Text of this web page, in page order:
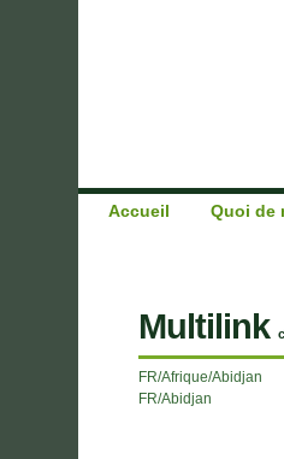
Accueil Quoi de
Multilink
FR/Afrique/Abidjan
FR/Abidjan